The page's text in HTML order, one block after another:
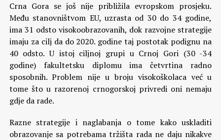
Crna Gora se još nije približila evropskom prosjeku.
Među stanovništvom EU, uzrasta od 30 do 34 godine,
ima 31 odsto visokoobrazovanih, dok razvojne strategije
imaju za cilj da do 2020. godine taj postotak podignu na
40 odsto. U istoj ciljnoj grupi u Crnoj Gori (30 -34
godine) fakultetsku diplomu ima četvrtina radno
sposobnih. Problem nije u broju visokoškolaca već u
tome što u razorenoj crnogorskoj privredi oni nemaju
gdje da rade.
Razne strategije i naglabanja o tome kako uskladiti
obrazovanje sa potrebama tržišta rada ne daju nikakve